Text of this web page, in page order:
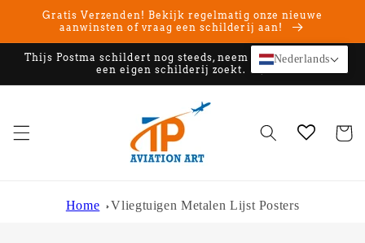
naar de
content
Gratis Verzenden! Bekijk regelmatig onze nieuwe
aanwinsten of vraag een schilderij aan!
Thijs Postma schildert nog steeds, neem contact op als u
een eigen schilderij zoekt.
Home Vliegtuigen Metalen Lijst Posters
Nederlands